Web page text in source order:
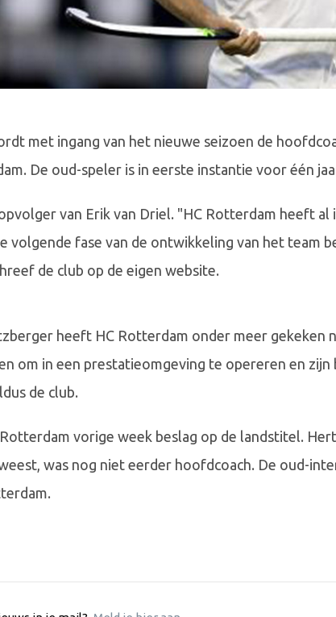
met ingang van het nieuwe seizoen de
De oud-speler is in eerste instantie voor één
van Erik van Driel. "HC Rotterdam heeft al
volgende fase van de ontwikkeling van het team
de club op de eigen website.
heeft HC Rotterdam onder meer gekeken
om in een prestatieomgeving te opereren en
de club.
vorige week beslag op de landstitel.
was nog niet eerder hoofdcoach. De oud-